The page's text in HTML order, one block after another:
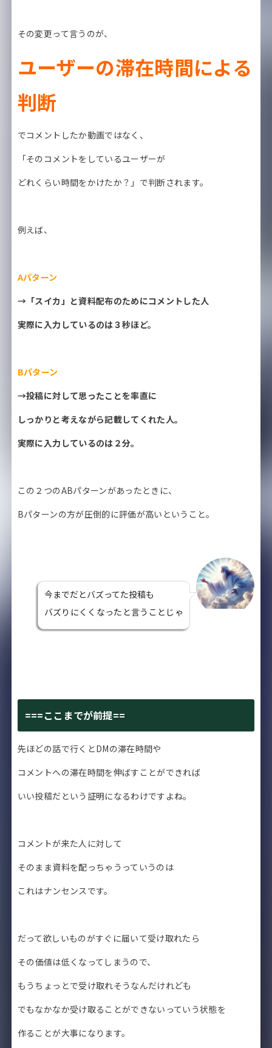
その変更って言うのが、
ユーザーの滞在時間による
判断
でコメントしたか動画ではなく、
「そのコメントをしているユーザーが
どれくらい時間をかけたか？」で判断されます。
例えば、
Aパターン
→「スイカ」と資料配布のためにコメントした人
実際に入力しているのは３秒ほど。
Bパターン
→投稿に対して思ったことを率直に
しっかりと考えながら記載してくれた人。
実際に入力しているのは２分。
この２つのABパターンがあったときに、
Bパターンの方が圧倒的に評価が高いということ。
今までだとバズってた投稿も
バズりにくくなったと言うことじゃ
===ここまでが前提==
先ほどの話で行くとDMの滞在時間や
コメントへの滞在時間を伸ばすことができれば
いい投稿だという証明になるわけですよね。
コメントが来た人に対して
そのまま資料を配っちゃうっていうのは
これはナンセンスです。
だって欲しいものがすぐに届いて受け取れたら
その価値は低くなってしまうので、
もうちょっとで受け取れそうなんだけれども
でもなかなか受け取ることができないっていう状態を
作ることが大事になります。